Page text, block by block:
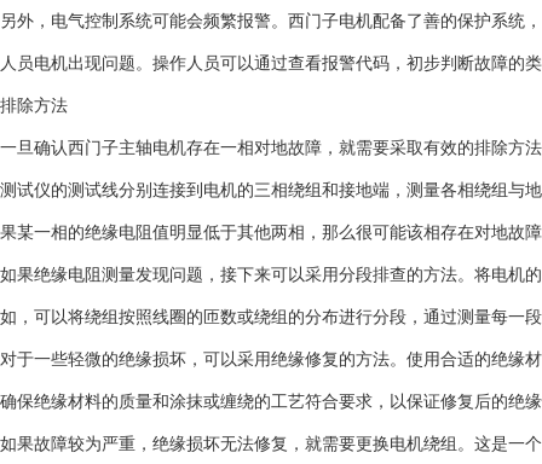
另外，电气控制系统可能会频繁报警。西门子电机配备了善的保护系统
人员电机出现问题。操作人员可以通过查看报警代码，初步判断故障的
排除方法
一旦确认西门子主轴电机存在一相对地故障，就需要采取有效的排除方
测试仪的测试线分别连接到电机的三相绕组和接地端，测量各相绕组与
果某一相的绝缘电阻值明显低于其他两相，那么很可能该相存在对地故
如果绝缘电阻测量发现问题，接下来可以采用分段排查的方法。将电机
如，可以将绕组按照线圈的匝数或绕组的分布进行分段，通过测量每一
对于一些轻微的绝缘损坏，可以采用绝缘修复的方法。使用合适的绝缘
确保绝缘材料的质量和涂抹或缠绕的工艺符合要求，以保证修复后的绝
如果故障较为严重，绝缘损坏无法修复，就需要更换电机绕组。这是一